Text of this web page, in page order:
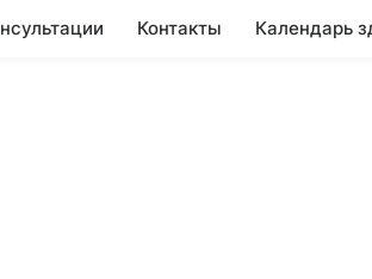
Контакты Календарь